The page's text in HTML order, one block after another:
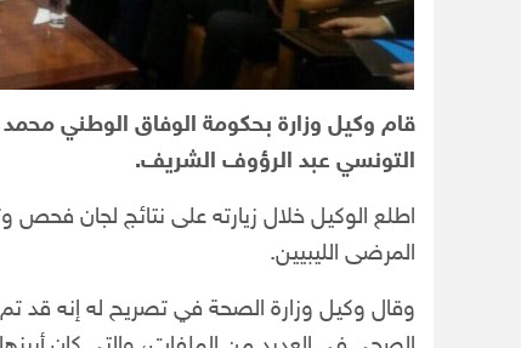
قام وكيل وزارة بحكومة الوفاق الوطني
التونسي عبد الرؤوف الشريف.
اطلع الوكيل خلال زيارته على نتائج لجان فحص
المرضى الليبيين.
وقال وكيل وزارة الصحة في تصريح له إنه قد